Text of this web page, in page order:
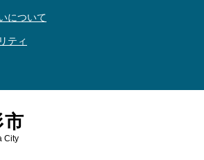
について
ティ
市
City